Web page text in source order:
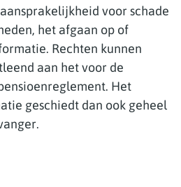
voor schade
het afgaan op of
Rechten kunnen
aan het voor de
Het
geschiedt dan ook geheel